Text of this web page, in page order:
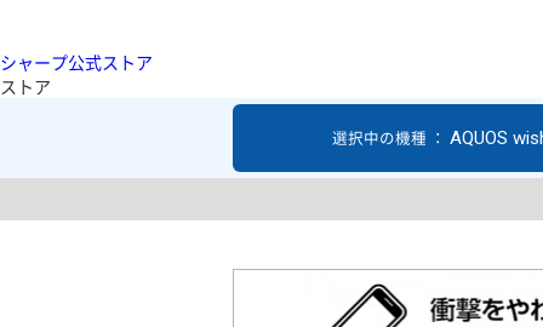
シャープ公式ストア
ストア
選択中の機種 ： AQUOS